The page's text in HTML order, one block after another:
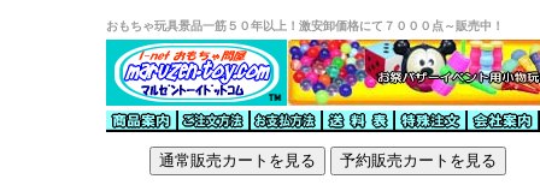
おもちゃ玩具景品一筋５０年以上！激安卸価格にて７０００点～販売中！